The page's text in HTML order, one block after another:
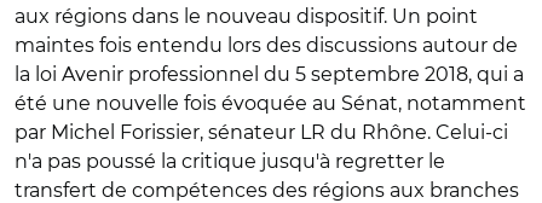
aux régions dans le nouveau dispositif. Un point
maintes fois entendu lors des discussions autour de
la loi Avenir professionnel du 5 septembre 2018, qui a
été une nouvelle fois évoquée au Sénat, notamment
par Michel Forissier, sénateur LR du Rhône. Celui-ci
n'a pas poussé la critique jusqu'à regretter le
transfert de compétences des régions aux branches